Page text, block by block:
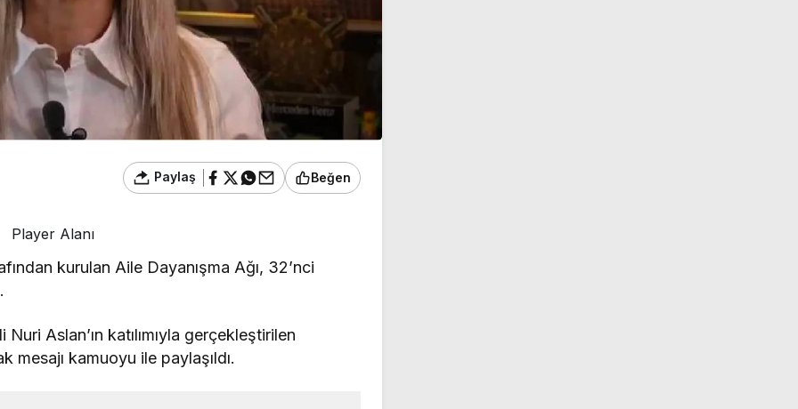
Paylaş Beğen
Player Alanı
kurulan Aile Dayanışma Ağı, 32’nci
Aslan’ın katılımıyla gerçekleştirilen
mesajı kamuoyu ile paylaşıldı.